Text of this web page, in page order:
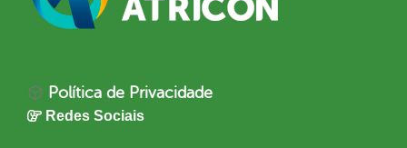
Política de Privacidade
Redes Sociais